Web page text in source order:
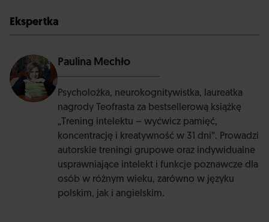
Ekspertka
Paulina Mechło
Psycholożka, neurokognitywistka, laureatka
nagrody Teofrasta za bestsellerową książkę
„Trening intelektu – wyćwicz pamięć,
koncentrację i kreatywność w 31 dni”. Prowadzi
autorskie treningi grupowe oraz indywidualne
usprawniające intelekt i funkcje poznawcze dla
osób w różnym wieku, zarówno w języku
polskim, jak i angielskim.